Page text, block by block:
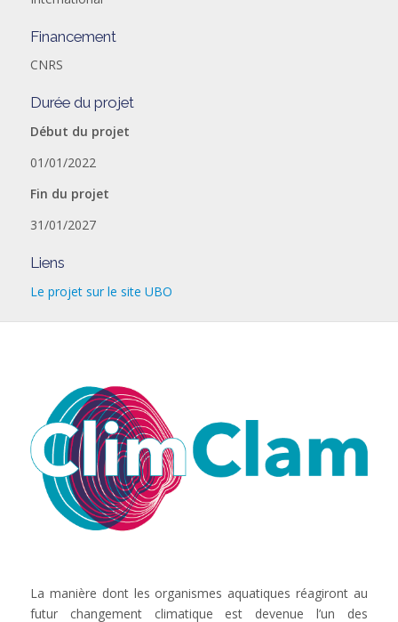
Financement
CNRS
Durée du projet
Début du projet
01/01/2022
Fin du projet
31/01/2027
Liens
Le projet sur le site UBO
La manière dont les organismes aquatiques réagiront au
futur changement climatique est devenue l’un des